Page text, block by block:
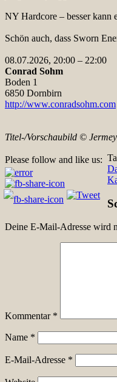
NY Hardcore – besser kann
Schön auch, dass Sworn
08.07.2026, 20:00 – 22:00
Conrad Sohm
Boden 1
6850 Dornbirn
http://www.conradsohm.com
Titel-/Vorschaubild ©
Please follow and like us:
Deine E-Mail-Adresse wird
Kommentar *
Name *
E-Mail-Adresse *